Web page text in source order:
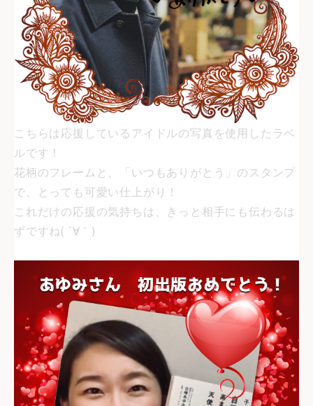
こちらは応援しているアイドルの写真を使用したラベ
ルです！
花柄のフレームと、「いつもありがとう」のスタンプ
で、とっても可愛い仕上がり！
これだけの応援の気持ちは、きっと相手にも伝わるは
ずですね( ´∀｀)